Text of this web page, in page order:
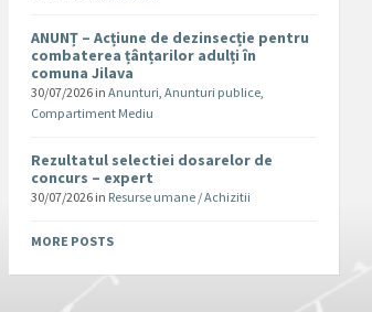
ANUNȚ – Acțiune de dezinsecție pentru
combaterea țânțarilor adulți în
comuna Jilava
30/07/2026 inAnunturi,Anunturi publice,
Compartiment Mediu
Rezultatul selectiei dosarelor de
concurs – expert
30/07/2026 in Resurse umane / Achizitii
MORE POSTS